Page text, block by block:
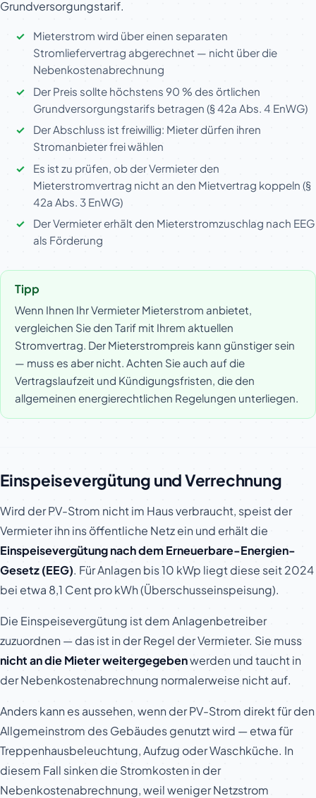
Grundversorgungstarif.
Mieterstrom wird über einen separaten
Stromliefervertrag abgerechnet — nicht über die
Nebenkostenabrechnung
Der Preis sollte höchstens 90 % des örtlichen
Grundversorgungstarifs betragen (§ 42a Abs. 4 EnWG)
Der Abschluss ist freiwillig: Mieter dürfen ihren
Stromanbieter frei wählen
Es ist zu prüfen, ob der Vermieter den
Mieterstromvertrag nicht an den Mietvertrag koppeln (§
42a Abs. 3 EnWG)
Der Vermieter erhält den Mieterstromzuschlag nach EEG
als Förderung
Tipp
Wenn Ihnen Ihr Vermieter Mieterstrom anbietet,
vergleichen Sie den Tarif mit Ihrem aktuellen
Stromvertrag. Der Mieterstrompreis kann günstiger sein
— muss es aber nicht. Achten Sie auch auf die
Vertragslaufzeit und Kündigungsfristen, die den
allgemeinen energierechtlichen Regelungen unterliegen.
Einspeisevergütung und Verrechnung
Wird der PV-Strom nicht im Haus verbraucht, speist der
Vermieter ihn ins öffentliche Netz ein und erhält die
Einspeisevergütung nach dem Erneuerbare-Energien-
Gesetz (EEG). Für Anlagen bis 10 kWp liegt diese seit 2024
bei etwa 8,1 Cent pro kWh (Überschusseinspeisung).
Die Einspeisevergütung ist dem Anlagenbetreiber
zuzuordnen — das ist in der Regel der Vermieter. Sie muss
nicht an die Mieter weitergegebenwerden und taucht in
der Nebenkostenabrechnung normalerweise nicht auf.
Anders kann es aussehen, wenn der PV-Strom direkt für den
Allgemeinstrom des Gebäudes genutzt wird — etwa für
Treppenhausbeleuchtung, Aufzug oder Waschküche. In
diesem Fall sinken die Stromkosten in der
Nebenkostenabrechnung, weil weniger Netzstrom